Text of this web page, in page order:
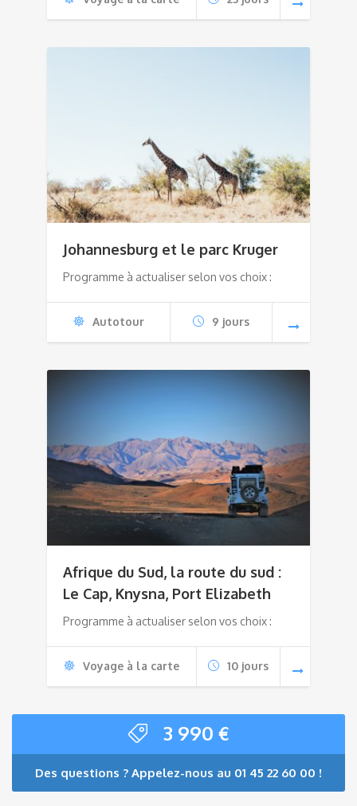
Johannesburg et le parc Kruger
Programme à actualiser selon vos choix :
Autotour 9 jours
Afrique du Sud, la route du sud :
Le Cap, Knysna, Port Elizabeth
Programme à actualiser selon vos choix :
Voyage à la carte 10 jours
3 990 €
Des questions ? Appelez-nous au 01 45 22 60 00 !